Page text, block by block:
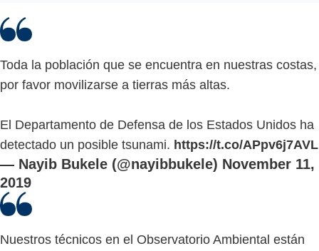
Toda la población que se encuentra en nuestras costas,
por favor movilizarse a tierras más altas.
El Departamento de Defensa de los Estados Unidos ha
detectado un posible tsunami. https://t.co/APpv6j7AVL
— Nayib Bukele (@nayibbukele) November 11,
2019
Nuestros técnicos en el Observatorio Ambiental están